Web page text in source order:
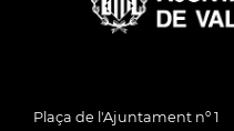
Plaça de l'Ajuntament nº 1